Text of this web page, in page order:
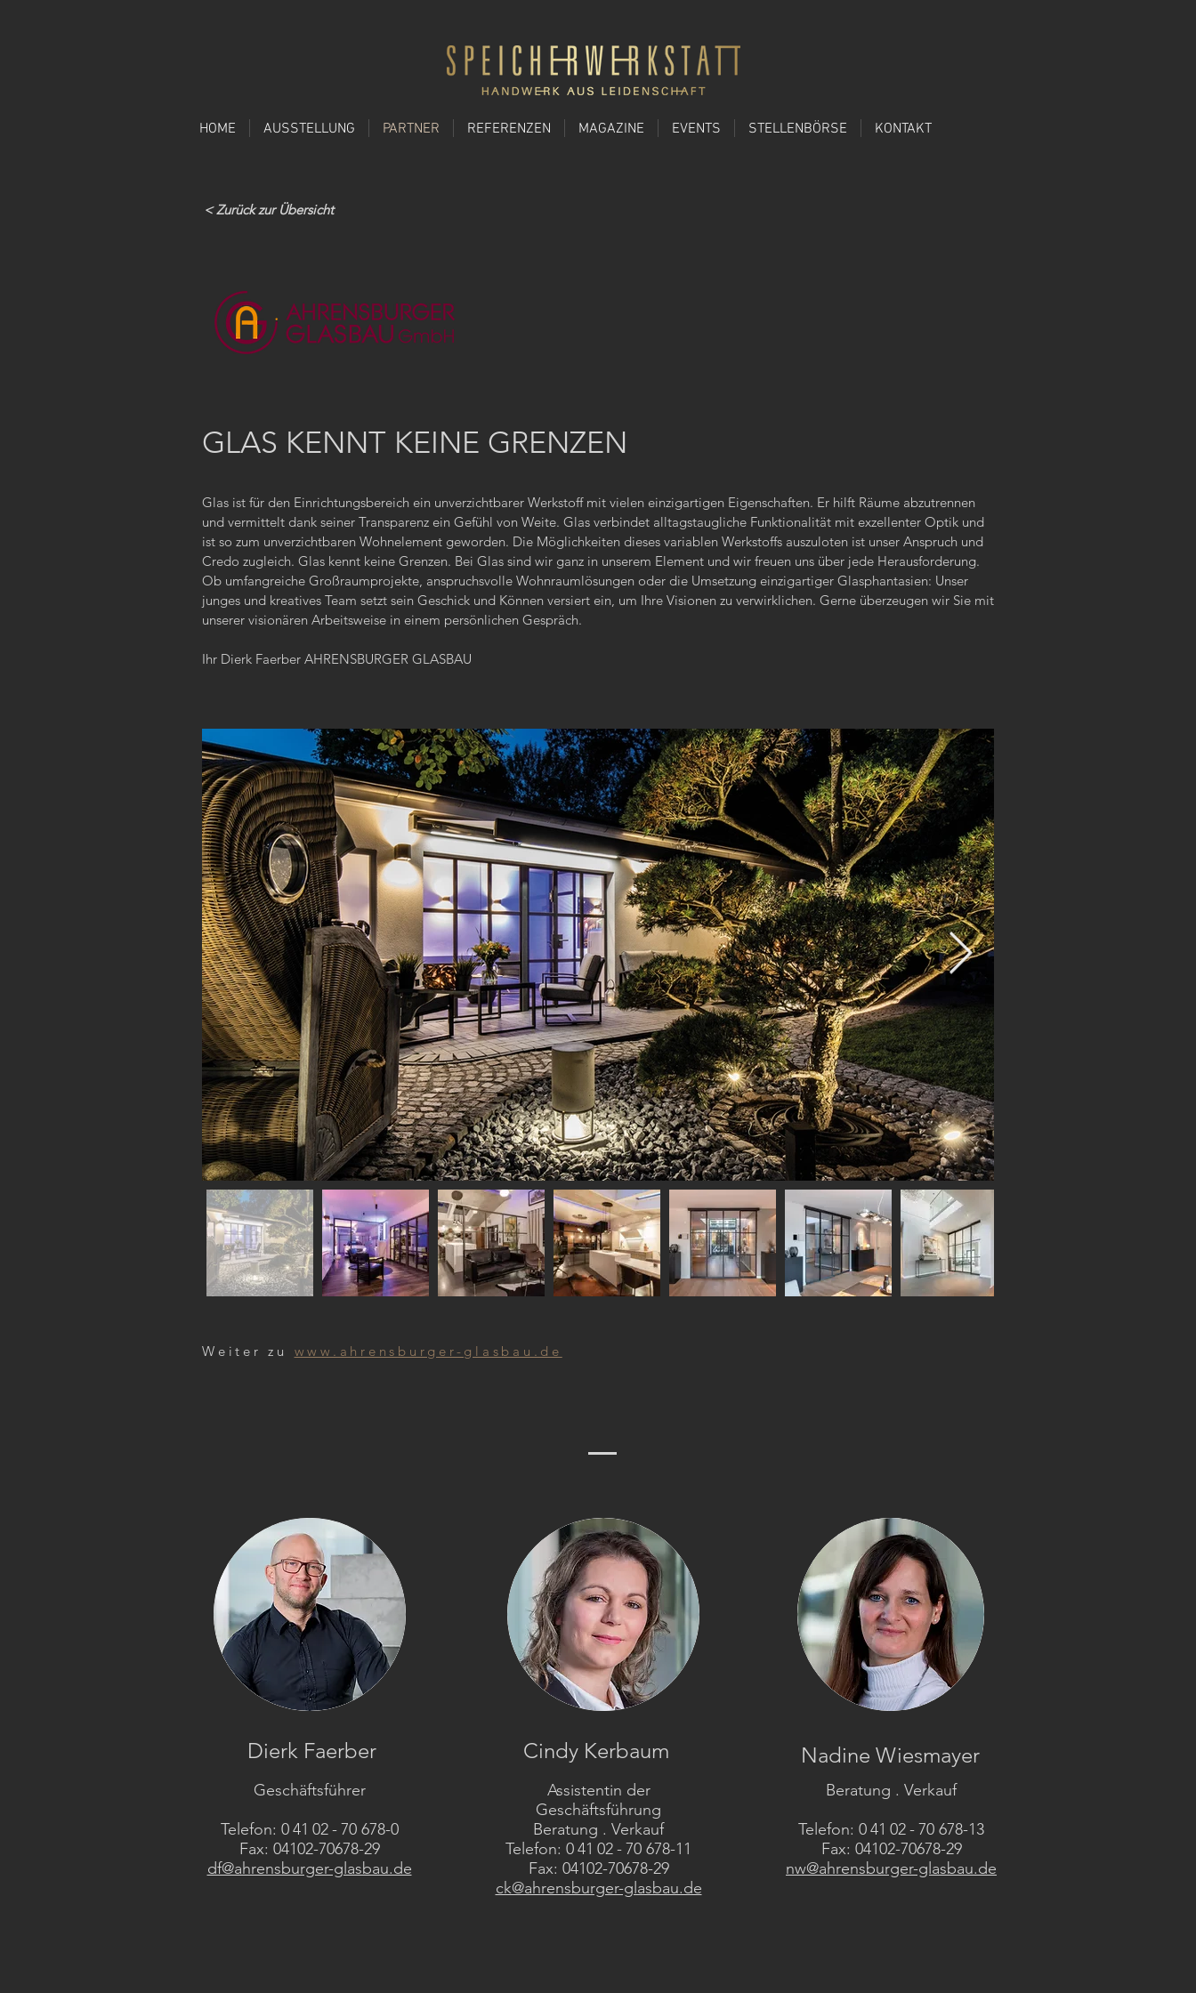
HOME AUSSTELLUNG PARTNER REFERENZEN MAGAZINE EVENTS STELLENBÖRSE KONTAKT
< Zurück zur Übersicht
GLAS KENNT KEINE GRENZEN
Glas ist für den Einrichtungsbereich ein unverzichtbarer Werkstoff mit vielen einzigartigen Eigenschaften. Er hilft Räume abzutrennen
und vermittelt dank seiner Transparenz ein Gefühl von Weite. Glas verbindet alltagstaugliche Funktionalität mit exzellenter Optik und
ist so zum unverzichtbaren Wohnelement geworden. Die Möglichkeiten dieses variablen Werkstoffs auszuloten ist unser Anspruch und
Credo zugleich. Glas kennt keine Grenzen. Bei Glas sind wir ganz in unserem Element und wir freuen uns über jede Herausforderung.
Ob umfangreiche Großraumprojekte, anspruchsvolle Wohnraumlösungen oder die Umsetzung einzigartiger Glasphantasien: Unser
junges und kreatives Team setzt sein Geschick und Können versiert ein, um Ihre Visionen zu verwirklichen. Gerne überzeugen wir Sie mit
unserer visionären Arbeitsweise in einem persönlichen Gespräch.
Ihr Dierk Faerber AHRENSBURGER GLASBAU
Weiter zu www.ahrensburger-glasbau.de
Dierk Faerber
Geschäftsführer
Telefon: 0 41 02 - 70 678-0
Fax: 04102-70678-29
df@ahrensburger-glasbau.de
Cindy Kerbaum
Assistentin der
Geschäftsführung
Beratung . Verkauf
Telefon: 0 41 02 - 70 678-11
Fax: 04102-70678-29
ck@ahrensburger-glasbau.de
Nadine Wiesmayer
Beratung . Verkauf
Telefon: 0 41 02 - 70 678-13
Fax: 04102-70678-29
nw@ahrensburger-glasbau.de